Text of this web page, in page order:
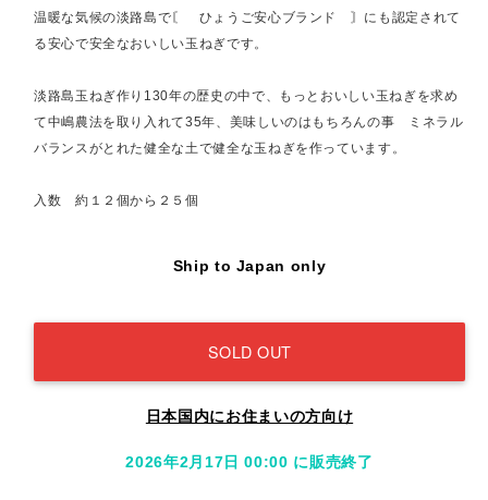
温暖な気候の淡路島で〘 ひょうご安心ブランド 〙にも認定されて
る安心で安全なおいしい玉ねぎです。
淡路島玉ねぎ作り130年の歴史の中で、もっとおいしい玉ねぎを求め
て中嶋農法を取り入れて35年、美味しいのはもちろんの事 ミネラル
バランスがとれた健全な土で健全な玉ねぎを作っています。
入数 約１２個から２５個
Ship to Japan only
SOLD OUT
日本国内にお住まいの方向け
2026年2月17日 00:00 に販売終了